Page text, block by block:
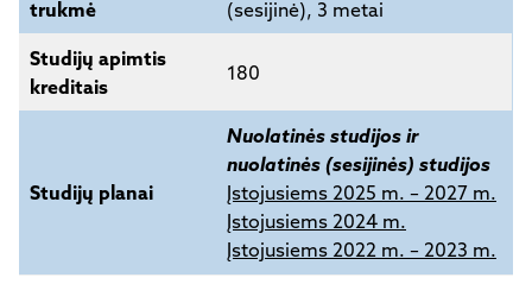
trukmė
(sesijinė), 3 metai
Studijų apimtis
kreditais
180
Studijų planai
Nuolatinės studijos ir
nuolatinės (sesijinės) studijos
Įstojusiems 2025 m. – 2027 m.
Įstojusiems 2024 m.
Įstojusiems 2022 m. – 2023 m.